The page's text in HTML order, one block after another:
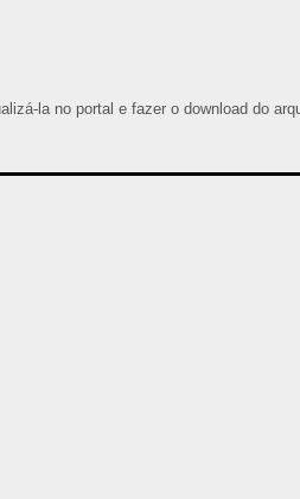
la no portal e fazer o download do